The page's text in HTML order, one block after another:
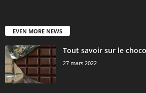
EVEN MORE NEWS
Tout savoir sur le
27 mars 2022